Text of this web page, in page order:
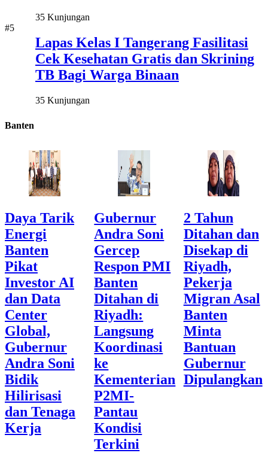
35 Kunjungan
#5
Lapas Kelas I Tangerang Fasilitasi
Cek Kesehatan Gratis dan Skrining
TB Bagi Warga Binaan
35 Kunjungan
Banten
Daya Tarik
Energi
Banten
Pikat
Investor AI
dan Data
Center
Global,
Gubernur
Andra Soni
Bidik
Hilirisasi
dan Tenaga
Kerja
Gubernur
Andra Soni
Gercep
Respon PMI
Banten
Ditahan di
Riyadh:
Langsung
Koordinasi
ke
Kementerian
P2MI-
Pantau
Kondisi
Terkini
2 Tahun
Ditahan dan
Disekap di
Riyadh,
Pekerja
Migran Asal
Banten
Minta
Bantuan
Gubernur
Dipulangkan